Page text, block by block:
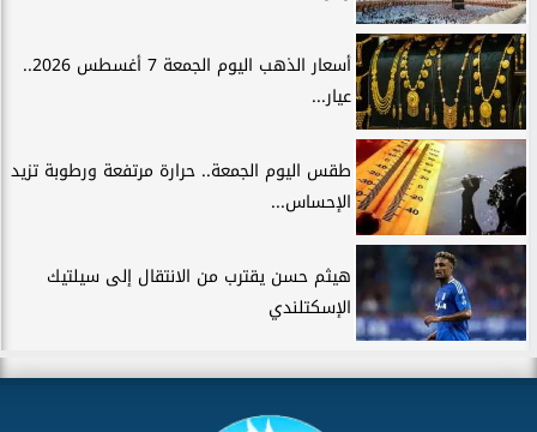
أسعار الذهب اليوم الجمعة 7 أغسطس 2026..
عيار...
طقس اليوم الجمعة.. حرارة مرتفعة ورطوبة تزيد
الإحساس...
هيثم حسن يقترب من الانتقال إلى سيلتيك
الإسكتلندي